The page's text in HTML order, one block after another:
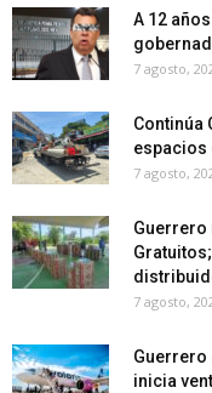
A 12
7 agosto,
Continúa
espacios
7 agosto,
Guerrero
7 agosto,
Guerrero
inicia